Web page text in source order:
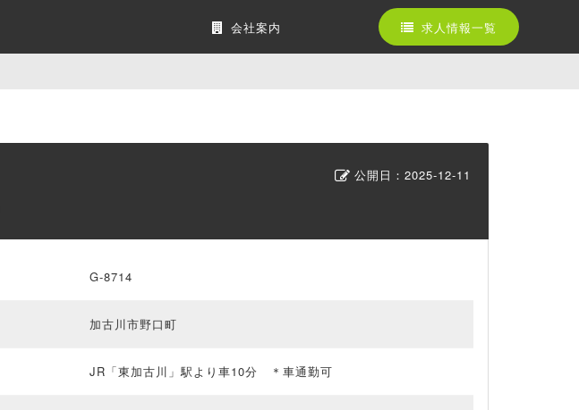
会社案内 求人情報一覧
公開日：2025-12-11
G-8714
加古川市野口町
JR「東加古川」駅より車10分 ＊車通勤可